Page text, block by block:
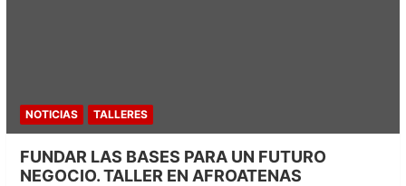
NOTICIAS TALLERES
FUNDAR LAS BASES PARA UN FUTURO
NEGOCIO. TALLER EN AFROATENAS